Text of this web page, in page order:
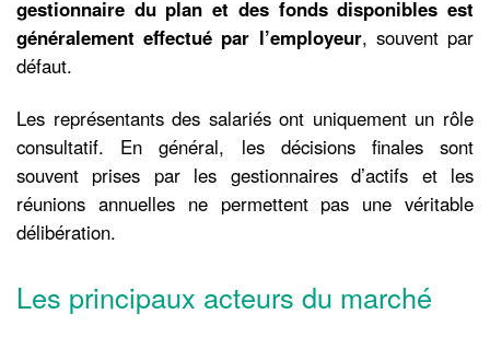
gestionnaire du plan et des fonds disponibles est
généralement effectué par l’employeur, souvent par
défaut.
Les représentants des salariés ont uniquement un rôle
consultatif. En général, les décisions finales sont
souvent prises par les gestionnaires d’actifs et les
réunions annuelles ne permettent pas une véritable
délibération.
Les principaux acteurs du marché